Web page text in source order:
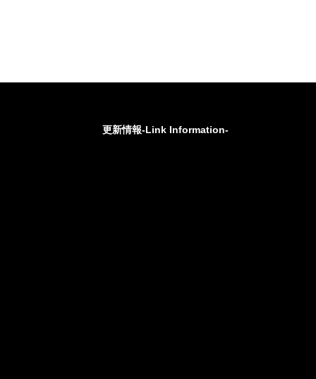
更新情報-Link Information-